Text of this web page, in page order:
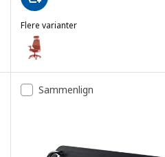
Flere varianter
STYRSPEL
Mulighed: STYRSPEL,
Mulighed: STYRSPEL,
Sammenlign